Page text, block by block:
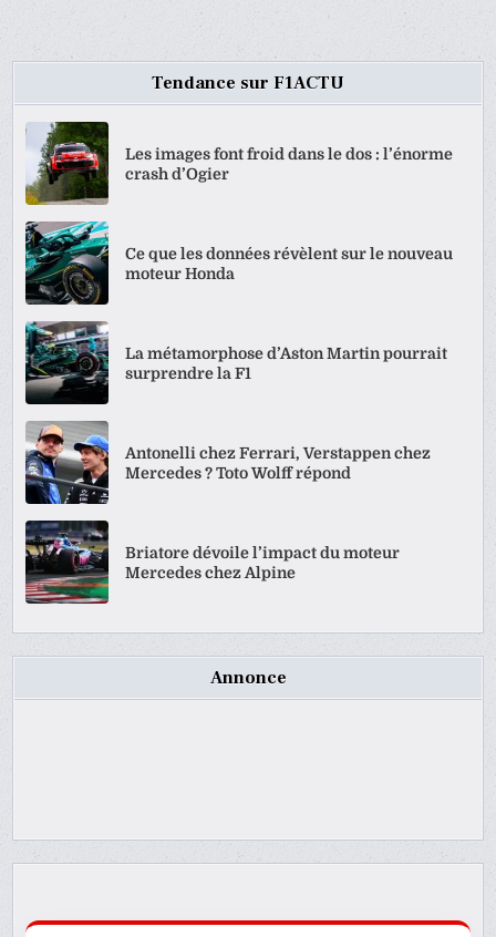
Tendance sur F1ACTU
Les images font froid dans le dos : l’énorme
crash d’Ogier
Ce que les données révèlent sur le nouveau
moteur Honda
La métamorphose d’Aston Martin pourrait
surprendre la F1
Antonelli chez Ferrari, Verstappen chez
Mercedes ? Toto Wolff répond
Briatore dévoile l’impact du moteur
Mercedes chez Alpine
Annonce